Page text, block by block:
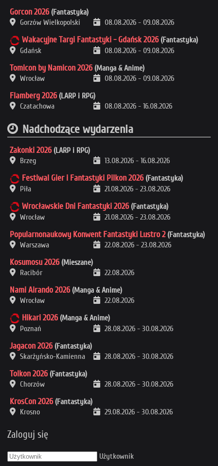
Gorcon 2026 (Fantastyka)
Gorzów Wielkopolski
08.08.2026 - 09.08.2026
Wakacyjne Targi Fantastyki - Gdańsk 2026 (Fantastyka)
Gdańsk
08.08.2026 - 09.08.2026
Tomicon by Namicon 2026 (Manga & Anime)
Wrocław
08.08.2026 - 09.08.2026
Flamberg 2026 (LARP i RPG)
Czatachowa
08.08.2026 - 16.08.2026
Nadchodzące wydarzenia
Zakonki 2026 (LARP i RPG)
Brzeg
13.08.2026 - 16.08.2026
Festiwal Gier i Fantastyki Pilkon 2026 (Fantastyka)
Piła
21.08.2026 - 23.08.2026
Wrocławskie Dni Fantastyki 2026 (Fantastyka)
Wrocław
21.08.2026 - 23.08.2026
Popularnonaukowy Konwent Fantastyki Lustro 2 (Fantastyka)
Warszawa
22.08.2026 - 23.08.2026
Kosumosu 2026 (Mieszane)
Racibór
22.08.2026
Nami Airando 2026 (Manga & Anime)
Wrocław
22.08.2026
Hikari 2026 (Manga & Anime)
Poznań
28.08.2026 - 30.08.2026
Jagacon 2026 (Fantastyka)
Skarżyńsko-Kamienna
28.08.2026 - 30.08.2026
Tolkon 2026 (Fantastyka)
Chorzów
28.08.2026 - 30.08.2026
KrosCon 2026 (Fantastyka)
Krosno
29.08.2026 - 30.08.2026
Zaloguj się
Użytkownik